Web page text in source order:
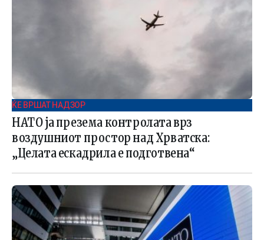
ЌЕ ВРШАТ НАДЗОР
НАТО ја презема контролата врз
воздушниот простор над Хрватска:
„Целата ескадрила е подготвена“